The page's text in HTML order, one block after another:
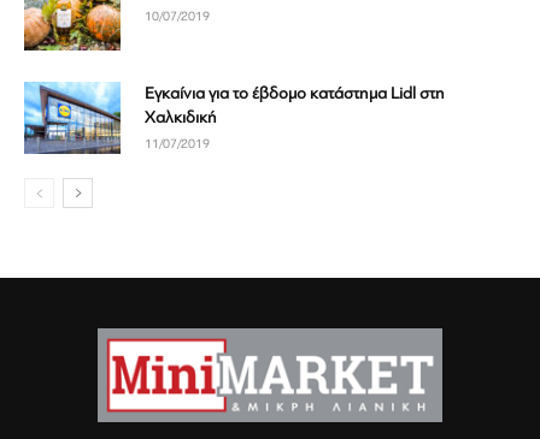
10/07/2019
Εγκαίνια για το έβδομο κατάστημα Lidl στη
Χαλκιδική
11/07/2019